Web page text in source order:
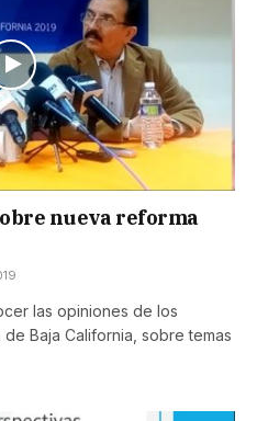
nueva reforma
las opiniones de los
Baja California, sobre temas